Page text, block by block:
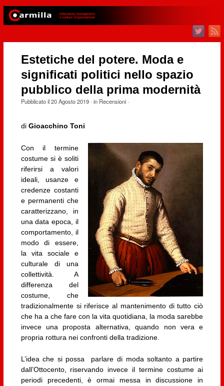
Estetiche del potere. Moda e
significati politici nello spazio
pubblico della prima modernità
Pubblicato il20 Agosto 2019· in Recensioni·
di Gioacchino Toni
Con il termine
costume si è soliti
riferirsi a valori
ideali, usanze e
credenze costanti
e permanenti che
caratterizzano, in
una data epoca, il
comportamento, il
modo di essere,
la vita sociale e
culturale di una
collettività. A
differenza del
costume, che
tradizionalmente si riferisce al mantenimento di tutto ciò
che ha a che fare con la vita quotidiana, la moda sarebbe
invece una proposta alternativa, quando non vera e
propria rottura nei confronti della tradizione.
L’idea che si possa parlare di moda soltanto a partire
dall’Ottocento, riservando invece il termine costume ai
periodi precedenti, è ormai messa in discussione in